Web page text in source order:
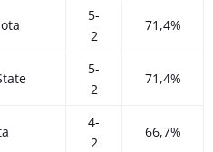
5-
2
71,4%
5-
2
71,4%
4-
2
66,7%